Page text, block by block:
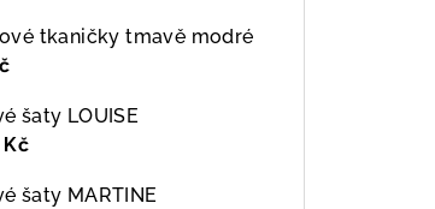
tkaničky tmavě modré
šaty LOUISE
Kč
šaty MARTINE